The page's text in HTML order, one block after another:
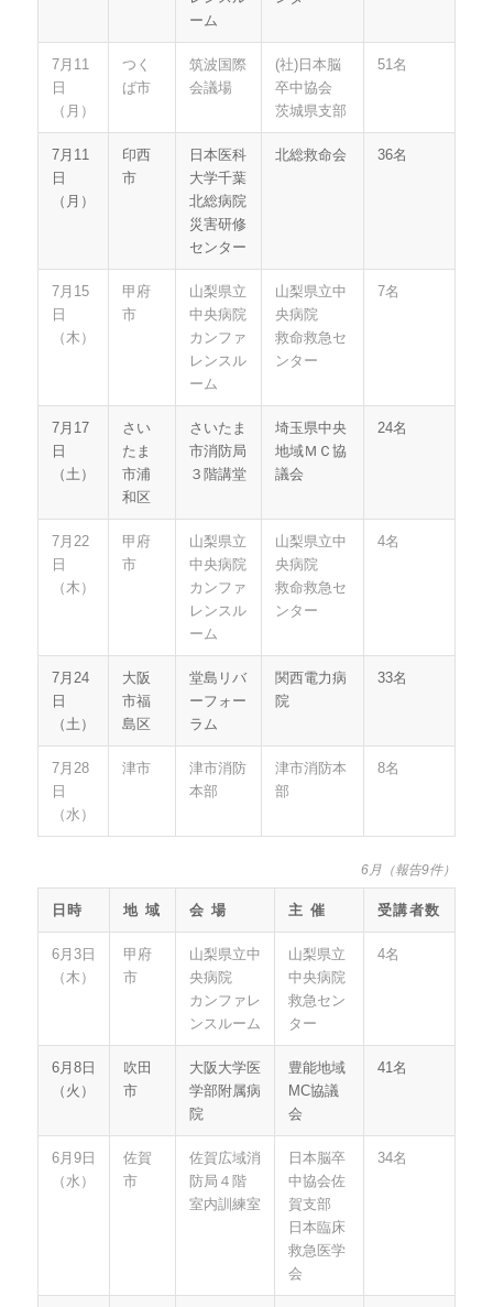
ーム
7月11
日
（月）
つく
ば市
筑波国際
会議場
(社)日本脳
卒中協会
茨城県支部
51名
7月11
日
（月）
印西
市
日本医科
大学千葉
北総病院
災害研修
センター
北総救命会 36名
7月15
日
（木）
甲府
市
山梨県立
中央病院
カンファ
レンスル
ーム
山梨県立中
央病院
救命救急セ
ンター
7名
7月17
日
（土）
さい
たま
市浦
和区
さいたま
市消防局
３階講堂
埼玉県中央
地域ＭＣ協
議会
24名
7月22
日
（木）
甲府
市
山梨県立
中央病院
カンファ
レンスル
ーム
山梨県立中
央病院
救命救急セ
ンター
4名
7月24
日
（土）
大阪
市福
島区
堂島リバ
ーフォー
ラム
関西電力病
院
33名
7月28
日
（水）
津市
津市消防
本部
津市消防本
部
8名
6月（報告9件）
日時 地 域 会 場 主 催 受講者数
6月3日
（木）
甲府
市
山梨県立中
央病院
カンファレ
ンスルーム
山梨県立
中央病院
救急セン
ター
4名
6月8日
（火）
吹田
市
大阪大学医
学部附属病
院
豊能地域
MC協議
会
41名
6月9日
（水）
佐賀
市
佐賀広域消
防局４階
室内訓練室
日本脳卒
中協会佐
賀支部
日本臨床
救急医学
会
34名